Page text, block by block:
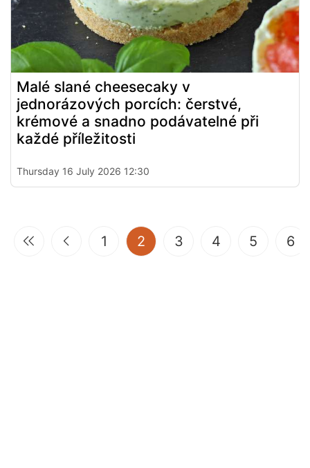
Malé slané cheesecaky v
jednorázových porcích: čerstvé,
krémové a snadno podávatelné při
každé příležitosti
Thursday 16 July 2026 12:30
1 2 (current)
3 4 5 6